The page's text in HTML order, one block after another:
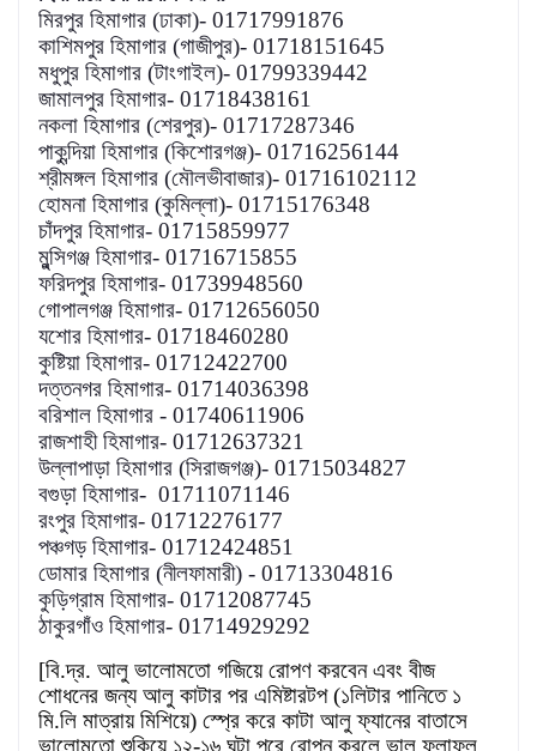
মিরপুর হিমাগার (ঢাকা)- 01717991876
কাশিমপুর হিমাগার (গাজীপুর)- 01718151645
মধুপুর হিমাগার (টাংগাইল)- 01799339442
জামালপুর হিমাগার- 01718438161
নকলা হিমাগার (শেরপুর)- 01717287346
পাকুন্দিয়া হিমাগার (কিশোরগঞ্জ)- 01716256144
শ্রীমঙ্গল হিমাগার (মৌলভীবাজার)- 01716102112
হোমনা হিমাগার (কুমিল্লা)- 01715176348
চাঁদপুর হিমাগার- 01715859977
মুন্সিগঞ্জ হিমাগার- 01716715855
ফরিদপুর হিমাগার- 01739948560
গোপালগঞ্জ হিমাগার- 01712656050
যশোর হিমাগার- 01718460280
কুষ্টিয়া হিমাগার- 01712422700
দত্তনগর হিমাগার- 01714036398
বরিশাল হিমাগার - 01740611906
রাজশাহী হিমাগার- 01712637321
উল্লাপাড়া হিমাগার (সিরাজগঞ্জ)- 01715034827
বগুড়া হিমাগার- 01711071146
রংপুর হিমাগার- 01712276177
পঞ্চগড় হিমাগার- 01712424851
ডোমার হিমাগার (নীলফামারী) - 01713304816
কুড়িগ্রাম হিমাগার- 01712087745
ঠাকুরগাঁও হিমাগার- 01714929292
[বি.দ্র. আলু ভালোমতো গজিয়ে রোপণ করবেন এবং বীজ
শোধনের জন্য আলু কাটার পর এমিষ্টারটপ (১লিটার পানিতে ১
মি.লি মাত্রায় মিশিয়ে) স্প্রে করে কাটা আলু ফ্যানের বাতাসে
ভালোমতো শুকিয়ে ১২-১৬ ঘন্টা পরে রোপন করলে ভাল ফলাফল